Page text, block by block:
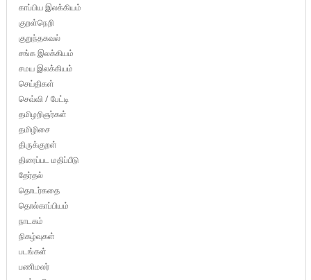
காப்பிய இலக்கியம்
குறள்நெறி
குறுந்தகவல்
சங்க இலக்கியம்
சமய இலக்கியம்
செய்திகள்
செவ்வி / பேட்டி
தமிழறிஞர்கள்
தமிழிசை
திருக்குறள்
திரைப்பட மதிப்பீடு
தேர்தல்
தொடர்கதை
தொல்காப்பியம்
நாடகம்
நிகழ்வுகள்
படங்கள்
பணிமலர்